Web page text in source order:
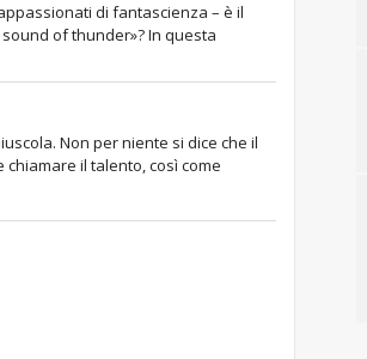
di fantascienza – è il
of thunder»? In questa
Non per niente si dice che il
il talento, così come